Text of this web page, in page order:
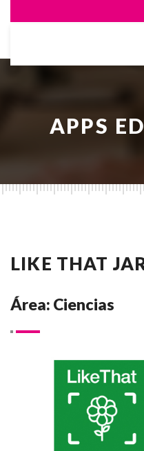
APPS
LIKE THAT
Área: Ciencias